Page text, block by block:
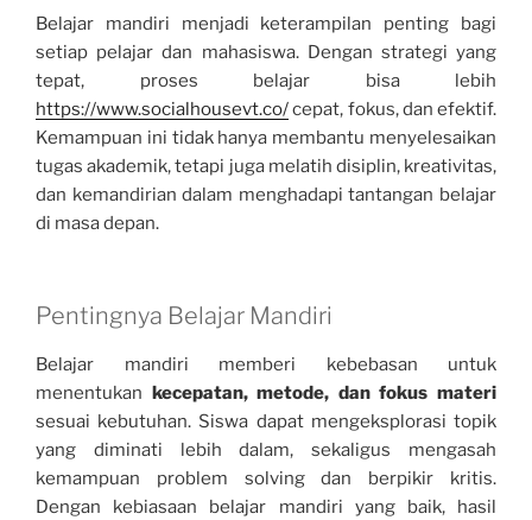
Belajar mandiri menjadi keterampilan penting bagi
setiap pelajar dan mahasiswa. Dengan strategi yang
tepat, proses belajar bisa lebih
https://www.socialhousevt.co/cepat, fokus, dan efektif.
Kemampuan ini tidak hanya membantu menyelesaikan
tugas akademik, tetapi juga melatih disiplin, kreativitas,
dan kemandirian dalam menghadapi tantangan belajar
di masa depan.
Pentingnya Belajar Mandiri
Belajar mandiri memberi kebebasan untuk
menentukan
kecepatan, metode, dan fokus materi
sesuai kebutuhan. Siswa dapat mengeksplorasi topik
yang diminati lebih dalam, sekaligus mengasah
kemampuan problem solving dan berpikir kritis.
Dengan kebiasaan belajar mandiri yang baik, hasil